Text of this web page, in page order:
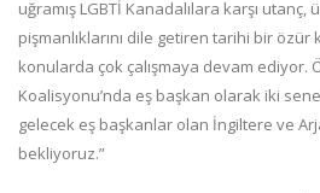
uğramış LGBTİ Kanadalılara karşı
pişmanlıklarını dile getiren tarihi bir özür
konularda çok çalışmaya devam ediyor.
Koalisyonu’nda eş başkan olarak iki
gelecek eş başkanlar olan İngiltere ve
bekliyoruz.”